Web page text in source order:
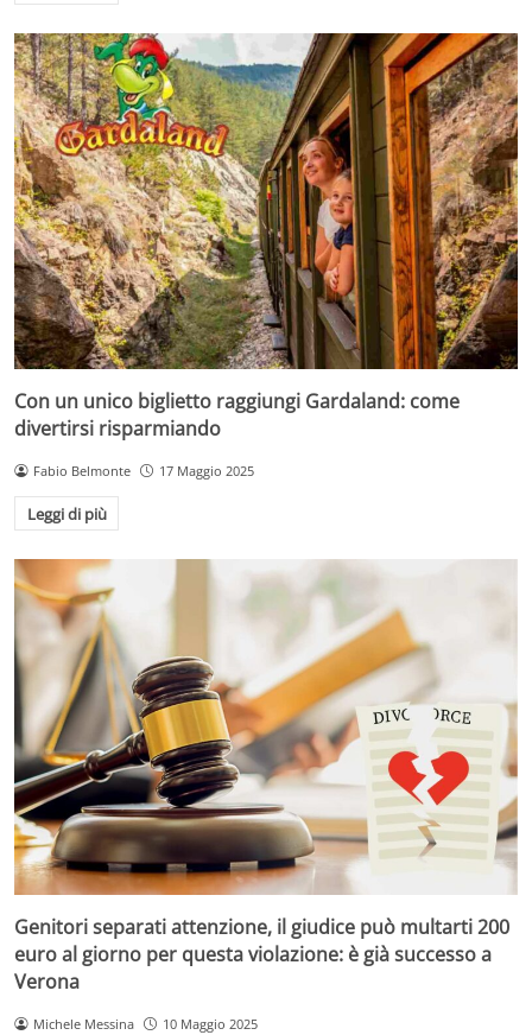
Con un unico biglietto raggiungi Gardaland: come
divertirsi risparmiando
Fabio Belmonte 17 Maggio 2025
Leggi di più
Genitori separati attenzione, il giudice può multarti 200
euro al giorno per questa violazione: è già successo a
Verona
Michele Messina 10 Maggio 2025